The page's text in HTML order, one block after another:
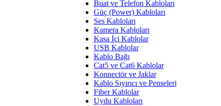
Buat ve Telefon Kabloları
Güç (Power) Kabloları
Ses Kabloları
Kamera Kabloları
Kasa İçi Kablolar
USB Kablolar
Kablo Bağı
Cat5 ve Cat6 Kablolar
Konnectör ve Jaklar
Kablo Sıyırıcı ve Penseleri
Fiber Kablolar
Uydu Kabloları